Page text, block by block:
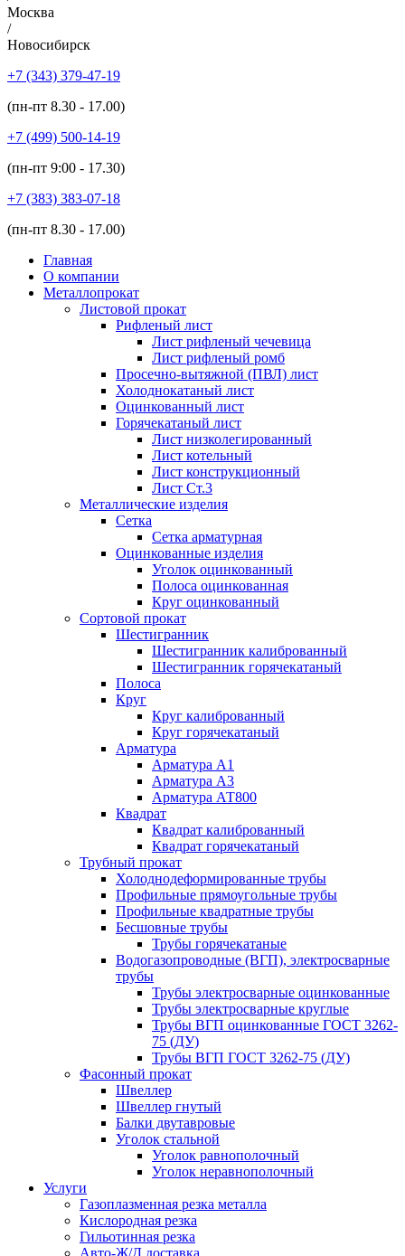
Москва
/
Новосибирск
+7 (343) 379-47-19
(пн-пт 8.30 - 17.00)
+7 (499) 500-14-19
(пн-пт 9:00 - 17.30)
+7 (383) 383-07-18
(пн-пт 8.30 - 17.00)
Главная
О компании
Металлопрокат
Листовой прокат
Рифленый лист
Лист рифленый чечевица
Лист рифленый ромб
Просечно-вытяжной (ПВЛ) лист
Холоднокатаный лист
Оцинкованный лист
Горячекатаный лист
Лист низколегированный
Лист котельный
Лист конструкционный
Лист Ст.3
Металлические изделия
Сетка
Сетка арматурная
Оцинкованные изделия
Уголок оцинкованный
Полоса оцинкованная
Круг оцинкованный
Сортовой прокат
Шестигранник
Шестигранник калиброванный
Шестигранник горячекатаный
Полоса
Круг
Круг калиброванный
Круг горячекатаный
Арматура
Арматура А1
Арматура А3
Арматура АТ800
Квадрат
Квадрат калиброванный
Квадрат горячекатаный
Трубный прокат
Холоднодеформированные трубы
Профильные прямоугольные трубы
Профильные квадратные трубы
Бесшовные трубы
Трубы горячекатаные
Водогазопроводные (ВГП), электросварные
трубы
Трубы электросварные оцинкованные
Трубы электросварные круглые
Трубы ВГП оцинкованные ГОСТ 3262-
75 (ДУ)
Трубы ВГП ГОСТ 3262-75 (ДУ)
Фасонный прокат
Швеллер
Швеллер гнутый
Балки двутавровые
Уголок стальной
Уголок равнополочный
Уголок неравнополочный
Услуги
Газоплазменная резка металла
Кислородная резка
Гильотинная резка
Авто-Ж/Д доставка